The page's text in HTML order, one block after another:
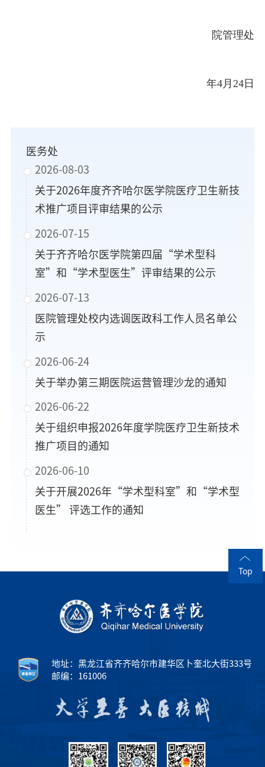
院管理处
年4月24日
医务处
2026-08-03
关于2026年度齐齐哈尔医学院医疗卫生新技
术推广项目评审结果的公示
2026-07-15
关于齐齐哈尔医学院第四届“学术型科
室”和“学术型医生”评审结果的公示
2026-07-13
医院管理处校内选调医政科工作人员名单公
示
2026-06-24
关于举办第三期医院运营管理沙龙的通知
2026-06-22
关于组织申报2026年度学院医疗卫生新技术
推广项目的通知
2026-06-10
关于开展2026年“学术型科室”和“学术型
医生” 评选工作的通知
Top
地址：黑龙江省齐齐哈尔市建华区卜奎北大街333号
邮编：161006